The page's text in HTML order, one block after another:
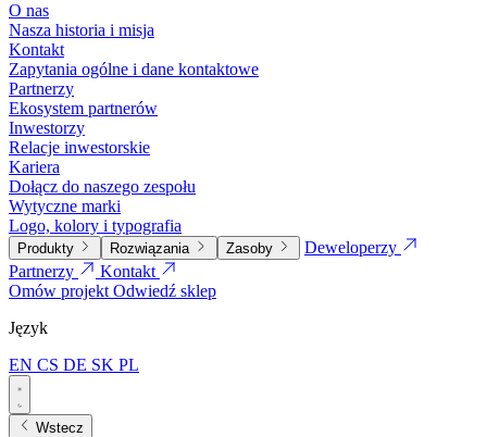
O nas
Nasza historia i misja
Kontakt
Zapytania ogólne i dane kontaktowe
Partnerzy
Ekosystem partnerów
Inwestorzy
Relacje inwestorskie
Kariera
Dołącz do naszego zespołu
Wytyczne marki
Logo, kolory i typografia
Produkty Rozwiązania Zasoby
Deweloperzy
Partnerzy
Kontakt
Omów projektOdwiedź sklep
Język
EN CS DE SK PL
Wstecz